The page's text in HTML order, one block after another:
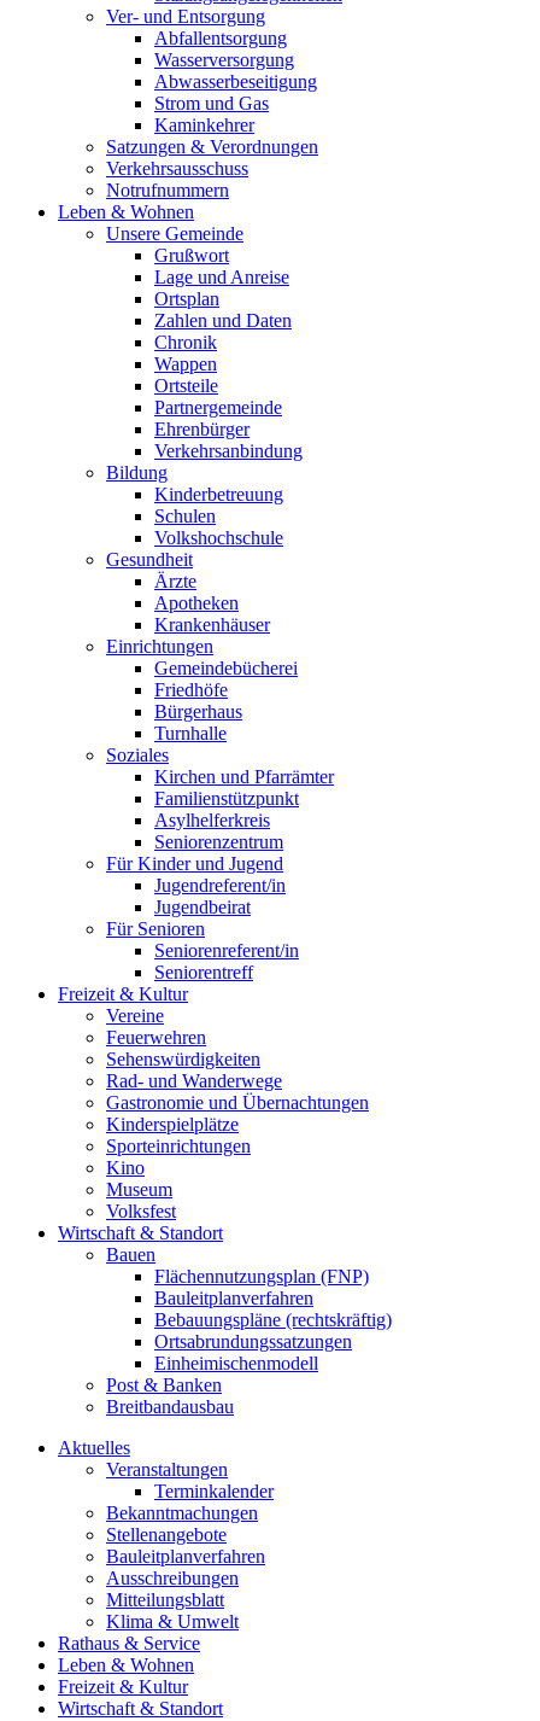
Ver- und Entsorgung
Abfallentsorgung
Wasserversorgung
Abwasserbeseitigung
Strom und Gas
Kaminkehrer
Satzungen & Verordnungen
Verkehrsausschuss
Notrufnummern
Leben & Wohnen
Unsere Gemeinde
Grußwort
Lage und Anreise
Ortsplan
Zahlen und Daten
Chronik
Wappen
Ortsteile
Partnergemeinde
Ehrenbürger
Verkehrsanbindung
Bildung
Kinderbetreuung
Schulen
Volkshochschule
Gesundheit
Ärzte
Apotheken
Krankenhäuser
Einrichtungen
Gemeindebücherei
Friedhöfe
Bürgerhaus
Turnhalle
Soziales
Kirchen und Pfarrämter
Familienstützpunkt
Asylhelferkreis
Seniorenzentrum
Für Kinder und Jugend
Jugendreferent/in
Jugendbeirat
Für Senioren
Seniorenreferent/in
Seniorentreff
Freizeit & Kultur
Vereine
Feuerwehren
Sehenswürdigkeiten
Rad- und Wanderwege
Gastronomie und Übernachtungen
Kinderspielplätze
Sporteinrichtungen
Kino
Museum
Volksfest
Wirtschaft & Standort
Bauen
Flächennutzungsplan (FNP)
Bauleitplanverfahren
Bebauungspläne (rechtskräftig)
Ortsabrundungssatzungen
Einheimischenmodell
Post & Banken
Breitbandausbau
Aktuelles
Veranstaltungen
Terminkalender
Bekanntmachungen
Stellenangebote
Bauleitplanverfahren
Ausschreibungen
Mitteilungsblatt
Klima & Umwelt
Rathaus & Service
Leben & Wohnen
Freizeit & Kultur
Wirtschaft & Standort